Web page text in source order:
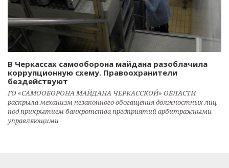
В Черкассах самооборона майдана разоблачила
коррупционную схему. Правоохранители
бездействуют
ГО «САМООБОРОНА МАЙДАНА ЧЕРКАССКОЙ» ОБЛАСТИ
раскрыла механизм незаконного обогащения должностных лиц
под прикрытием банкротства предприятий арбитражными
управляющими